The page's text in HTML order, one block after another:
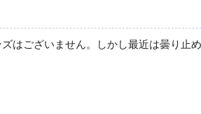
はございません。しかし最近は曇り止